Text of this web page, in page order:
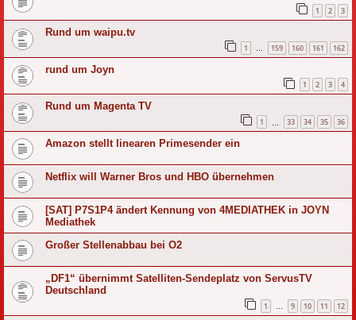
1 2 3
Rund um waipu.tv
1 … 159 160 161 162
rund um Joyn
1 2 3 4
Rund um Magenta TV
1 33 34 35 36
Amazon stellt linearen Primesender ein
Netflix will Warner Bros und HBO übernehmen
[SAT] P7S1P4 ändert Kennung von 4MEDIATHEK in JOYN
Mediathek
Großer Stellenabbau bei O2
„DF1“ übernimmt Satelliten-Sendeplatz von ServusTV
Deutschland
1 … 9 10 11 12